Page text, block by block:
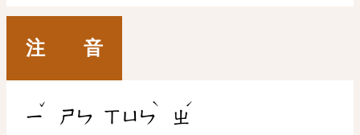
注 音
ㄧ
ˇ
ㄕㄣ ㄒㄩㄣ
ˋ
ㄓ
ˊ